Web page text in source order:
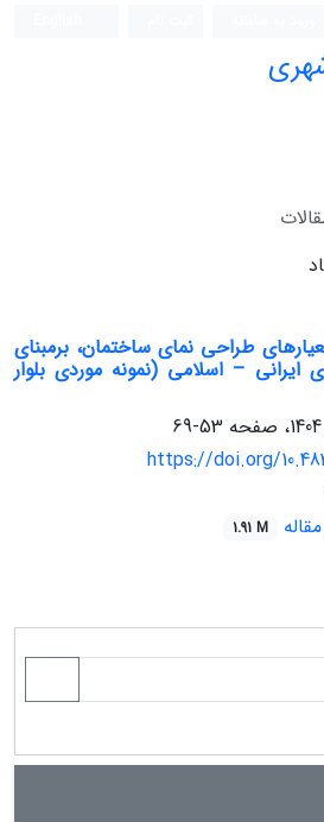
طراحی نمای ساختمان، برمبنای
– اسلامی (نمونه موردی بلوار
53-69
https://doi.org/
1.91 M